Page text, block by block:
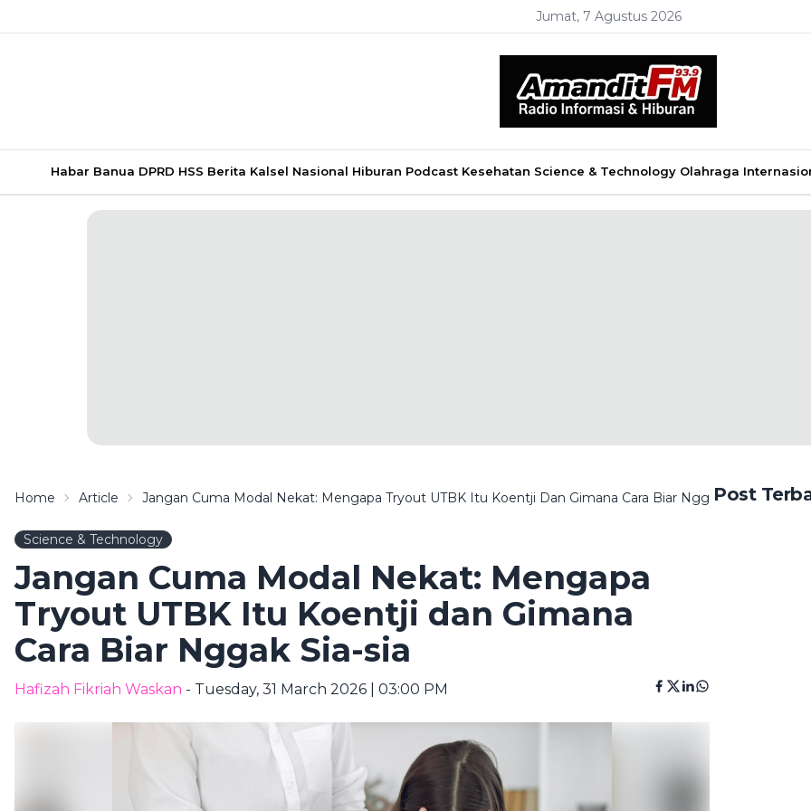
Jumat, 7 Agustus 2026
Habar Banua DPRD HSS Berita Kalsel Nasional Hiburan Podcast Kesehatan Science & Technology Olahraga
Home Article Jangan Cuma Modal Nekat: Mengapa Tryout UTBK Itu Koentji Dan Gimana Cara Biar Nggak Sia-Sia
Science & Technology
Jangan Cuma Modal Nekat: Mengapa
Tryout UTBK Itu Koentji dan Gimana
Cara Biar Nggak Sia-sia
Hafizah Fikriah Waskan - Tuesday, 31 March 2026 | 03:00 PM
Post